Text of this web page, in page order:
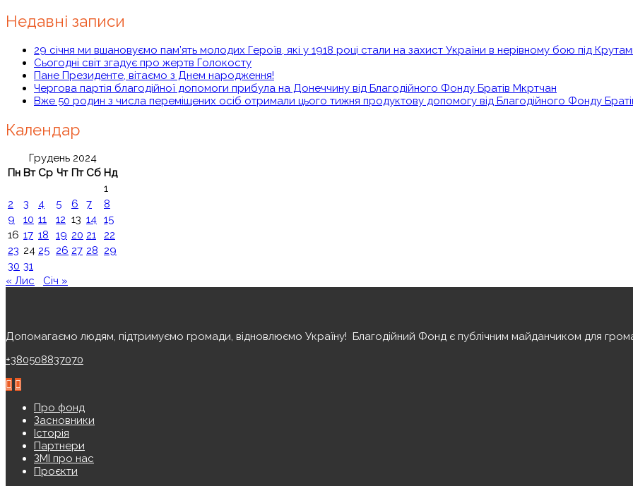
Недавні записи
29 січня ми вшановуємо пам’ять молодих Героїв, які у 1918 році стали на захист України в нерівному бою під
Сьогодні світ згадує про жертв Голокосту
Пане Президенте, вітаємо з Днем народження!
Чергова партія благодійної допомоги прибула на Донеччину від Благодійного Фонду Братів Мкртчан
Вже 50 родин з числа переміщених осіб отримали цього тижня продуктову допомогу від Благодійного Фонду
Календар
Грудень 2024
Пн Вт Ср Чт Пт Сб Нд
1
2
3 4 5 6 7
8
9
10 11 12 13 14 15
16 17 18 19 20 21
22
23 24 25 26 27 28 29
30 31
« Лис
Січ »
Допомагаємо людям, підтримуємо громади, відновлюємо Україну! ️ Благодійний Фонд є публічним майданчиком для
+380508837070
Про фонд
Засновники
Історія
Партнери
ЗМІ про нас
Проєкти